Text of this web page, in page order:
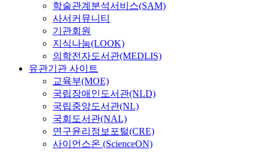
학술관계분석서비스(SAM)
사서커뮤니티
기관회원
지식나눔(LOOK)
의학전자도서관(MEDLIS)
유관기관 사이트
교육부(MOE)
국립장애인도서관(NLD)
국립중앙도서관(NL)
국회도서관(NAL)
연구윤리정보포털(CRE)
사이언스온 (ScienceON)